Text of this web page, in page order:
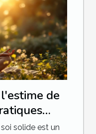
de
solide est un